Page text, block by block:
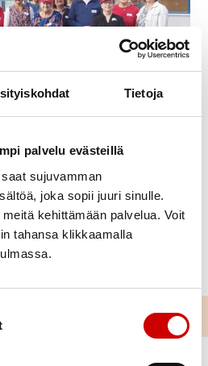
Tietoja
palvelu evästeillä
sujuvamman
joka sopii juuri sinulle.
kehittämään palvelua. Voit
tahansa klikkaamalla
Jaa EmailJaa Print
ihan huippuporukka ja
päivän aikana tehtäviin
oli ja sydänlogolla